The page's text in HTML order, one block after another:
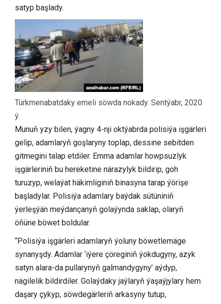
satyp başlady.
Türkmenabatdaky emeli söwda nokady. Sentýabr, 2020
ý.
Munuň yzy bilen, ýagny 4-nji oktýabrda polisiýa işgärleri
gelip, adamlaryň goşlaryny toplap, dessine sebitden
gitmegini talap etdiler. Emma adamlar howpsuzlyk
işgärleriniň bu hereketine närazylyk bildirip, goh
turuzyp, welaýat häkimliginiň binasyna tarap ýörişe
başladylar. Polisiýa adamlary baýdak sütüniniň
ýerleşýän meýdançanyň golaýynda saklap, olaryň
öňüne böwet boldular.
“Polisiýa işgärleri adamlaryň ýoluny böwetlemäge
synanyşdy. Adamlar ‘iýere çöreginiň ýokdugyny, azyk
satyn alara-da pullarynyň galmandygyny’ aýdyp,
nägilelik bildirdiler. Golaýdaky jaýlaryň ýaşaýjylary hem
daşary çykyp, söwdegärleriň arkasyny tutup,